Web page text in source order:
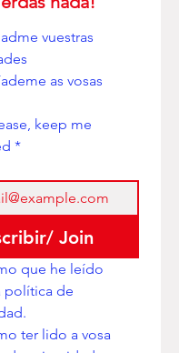
vuestras
as vosas
keep me
*
Join
que he leído
política de
ter lido a vosa